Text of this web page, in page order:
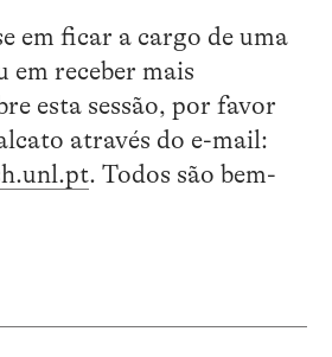
em ficar a cargo de uma
em receber mais
esta sessão, por favor
através do e-mail:
. Todos são bem-